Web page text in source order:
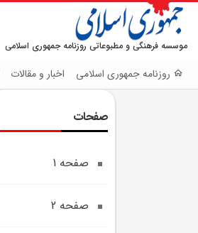
موسسه فرهنگی و مطبوعاتی روزنامه جمهوری اسلامی
روزنامه جمهوری اسلامی اخبار و مقالات
صفحات
صفحه 1
صفحه 2